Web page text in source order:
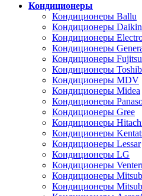
Кондиционеры
Кондиционеры Ballu
Кондиционеры Daikin
Кондиционеры
Кондиционеры
Кондиционеры Fujitsu
Кондиционеры
Кондиционеры MDV
Кондиционеры Midea
Кондиционеры
Кондиционеры Gree
Кондиционеры
Кондиционеры
Кондиционеры Lessar
Кондиционеры LG
Кондиционеры
Кондиционеры
Кондиционеры